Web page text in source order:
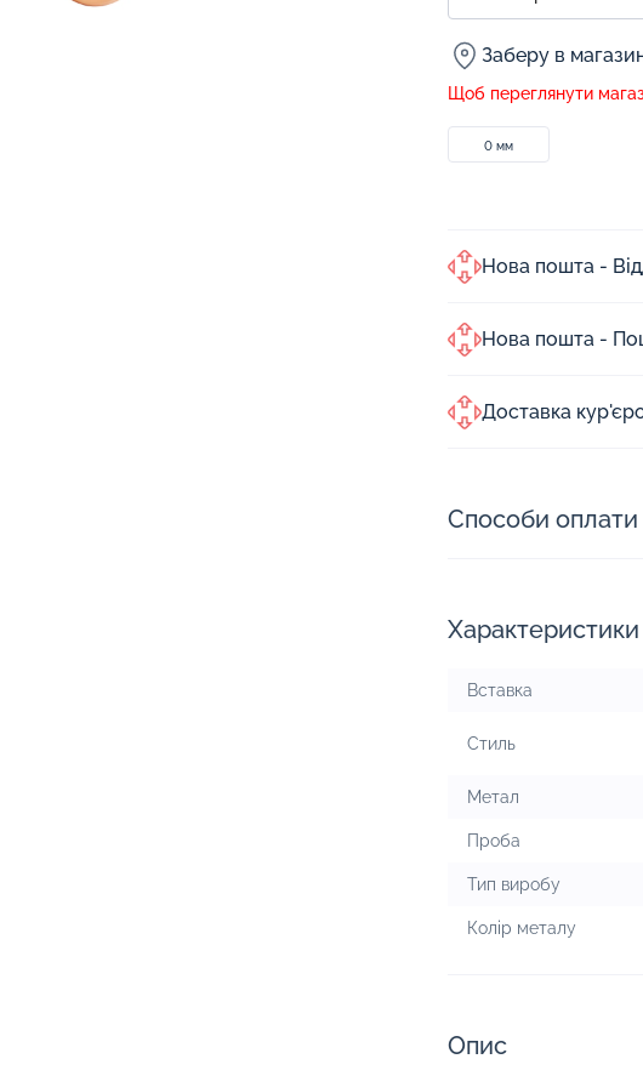
Заберу в
Щоб переглянути
0 мм
Нова пошта -
Нова пошта -
Доставка
Способи оплати
Характеристики
Вставка
Стиль
Метал
Проба
Тип виробу
Колір металу
Опис